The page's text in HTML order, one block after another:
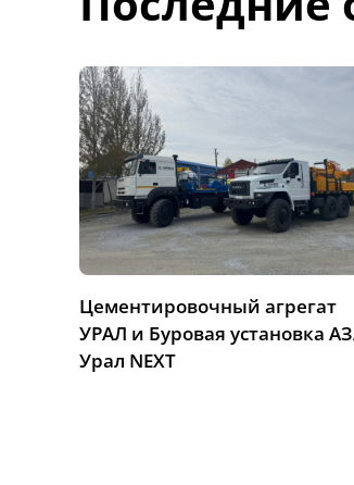
Цементировочный агрегат
УРАЛ и Буровая установка
Урал NEXT